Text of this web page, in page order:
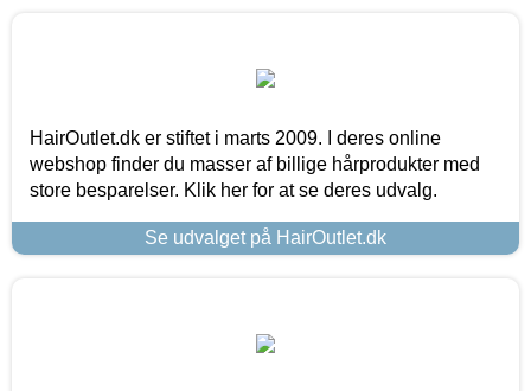
HairOutlet.dk er stiftet i marts 2009. I deres online
webshop finder du masser af billige hårprodukter med
store besparelser. Klik her for at se deres udvalg.
Se udvalget på HairOutlet.dk